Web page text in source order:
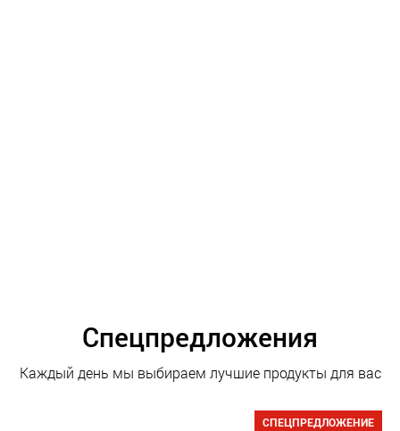
Спецпредложения
Каждый день мы выбираем лучшие продукты для вас
СПЕЦПРЕДЛОЖЕНИЕ